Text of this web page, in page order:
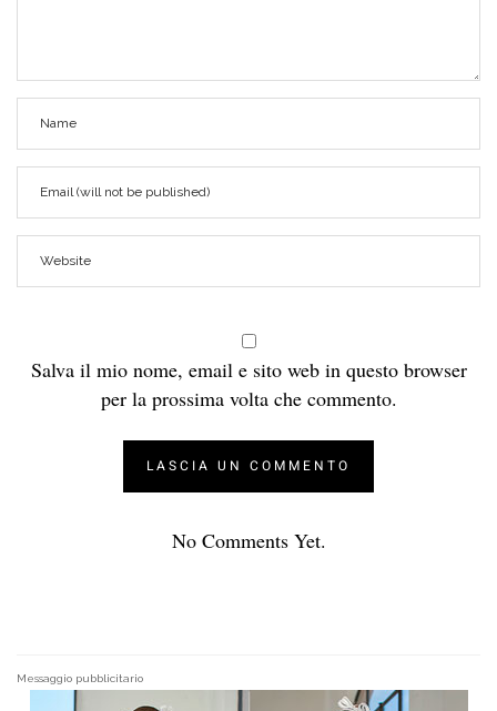
Salva il mio nome, email e sito web in questo browser
per la prossima volta che commento.
No Comments Yet.
Messaggio pubblicitario